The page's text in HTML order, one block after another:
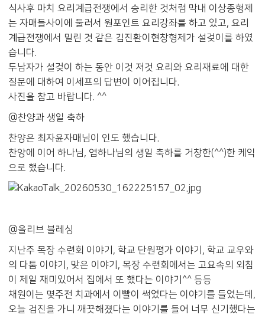
식사후 마치 요리계급전쟁에서 승리한 것처럼 막내 이상종형제
는 자매들사이에 둘러서 원포인트 요리강좌를 하고 있고, 요리
계급전쟁에서 밀린 것 같은 김진환이현창형제가 설겆이를 하였
습니다.
두남자가 설겆이 하는 동안 이것 저것 요리와 요리재료에 대한
질문에 대하여 이세프의 답변이 이어집니다.
사진을 참고 바랍니다. ^^
@찬양과 생일 축하
찬양은 최자윤자매님이 인도 했습니다.
찬양에 이어 하나님, 염하나님의 생일 축하를 거창한(^^)한 케익
으로 했습니다.
@올리브 블레싱
지난주 목장 수련회 이야기, 학교 단원평가 이야기, 학교 교우와
의 다툼 이야기, 맞은 이야기, 목장 수련회에서는 고요속의 외침
이 제일 재미있어서 집에서 또 했다는 이야기^^ 등등
채원이는 몇주전 치과에서 이빨이 썩었다는 이야기를 들었는데,
오늘 검진을 가니 깨끗해졌다는 이야기를 들어 너무 신기했다는